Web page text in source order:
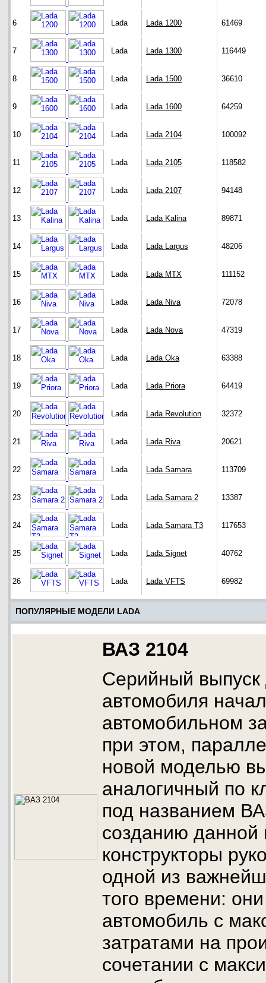
6 Lada Lada 1200 61469
7 Lada Lada 1300 116449
8 Lada Lada 1500 36610
9 Lada Lada 1600 64259
10 Lada Lada 2104 100092
11 Lada Lada 2105 118582
12 Lada Lada 2107 94148
13 Lada Lada Kalina 89871
14 Lada Lada Largus 48206
15 Lada Lada MTX 111152
16 Lada Lada Niva 72078
17 Lada Lada Nova 47319
18 Lada Lada Oka 63388
19 Lada Lada Priora 64419
20 Lada Lada Revolution 32372
21 Lada Lada Riva 20621
22 Lada Lada Samara 113709
23 Lada Lada Samara 2 13387
24 Lada Lada Samara T3 117653
25 Lada Lada Signet 40762
26 Lada Lada VFTS 69982
ПОПУЛЯРНЫЕ МОДЕЛИ LADA
ВАЗ 2104
Серийный выпуск
автомобиля
автомобильном
при этом,
новой моделью
аналогичный по
под названием
созданию
конструкторы
одной из
того времени:
автомобиль с
затратами на
сочетании с